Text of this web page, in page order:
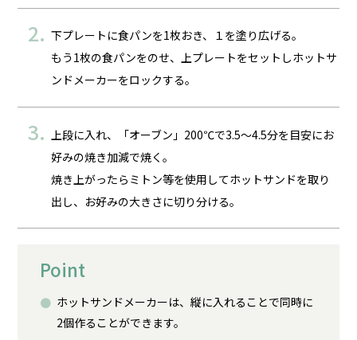
下プレートに食パンを1枚おき、１を塗り広げる。
もう1枚の食パンをのせ、上プレートをセットしホットサ
ンドメーカーをロックする。
上段に入れ、「オーブン」200℃で3.5～4.5分を目安にお
好みの焼き加減で焼く。
焼き上がったらミトン等を使用してホットサンドを取り
出し、お好みの大きさに切り分ける。
Point
ホットサンドメーカーは、縦に入れることで同時に
2個作ることができます。